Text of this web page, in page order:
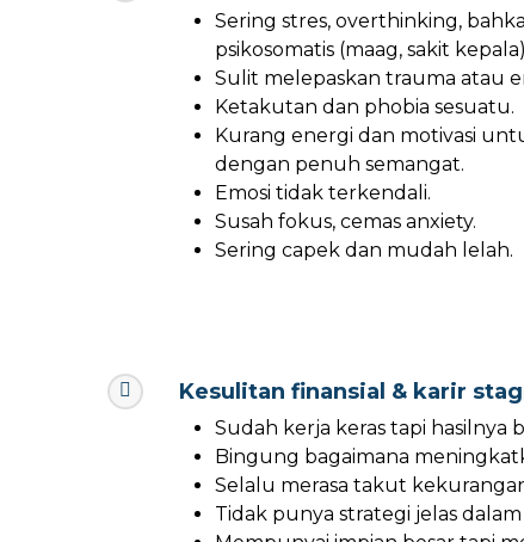
Sering stres, overthinking,
psikosomatis (maag, sakit
Sulit melepaskan trauma atau
Ketakutan dan phobia sesuatu.
Kurang energi dan motivasi
dengan penuh semangat.
Emosi tidak terkendali.
Susah fokus, cemas anxiety.
Sering capek dan mudah lelah.
Kesulitan finansial & karir
Sudah kerja keras tapi hasilnya
Bingung bagaimana
Selalu merasa takut
Tidak punya strategi jelas